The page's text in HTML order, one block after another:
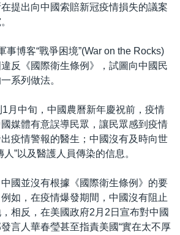
提出向中國索賠新冠疫情損失的議案
事博客“戰爭困境”(War on the Rocks)
反《國際衛生條例》，試圖向中國民
系列做法。
月中旬，中國農曆新年慶祝前，疫情
媒體有意誤導民眾，讓民眾感到疫情
疫情警報的醫生；中國沒有及時向世
”以及醫護人員傳染的信息。
國並沒有根據《國際衛生條例》的要
如，在疫情爆發期間，中國沒有阻止
相反，在美國政府2月2日宣布對中國
言人華春瑩甚至指責美國“實在太不厚